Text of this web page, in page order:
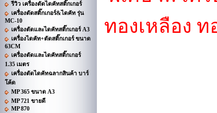
รีวิว เครื่องตัดไดคัทสติ๊กเกอร์
เครื่องตัดสติ๊กเกอร์&ไดคัท รุ่น
MC-10
เครื่องตัดและไดคัทสติ๊กเกอร์ A3
เครื่องไดคัท+ตัดสติ๊กเกอร์ ขนาด
63CM
เครื่องตัดและไดคัทสติ๊กเกอร์
1.35 เมตร
เครื่องตัดไดคัทฉลากสินค้า บาร์
โค้ด
MP 365 ขนาด A3
MP 721 ขายดี
MP 870
ทองเหลือง